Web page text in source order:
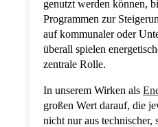
genutzt werden können,
Programmen zur
auf kommunaler oder
überall spielen
zentrale Rolle.
In unserem Wirken als
großen Wert darauf, die
nicht nur aus technischer,